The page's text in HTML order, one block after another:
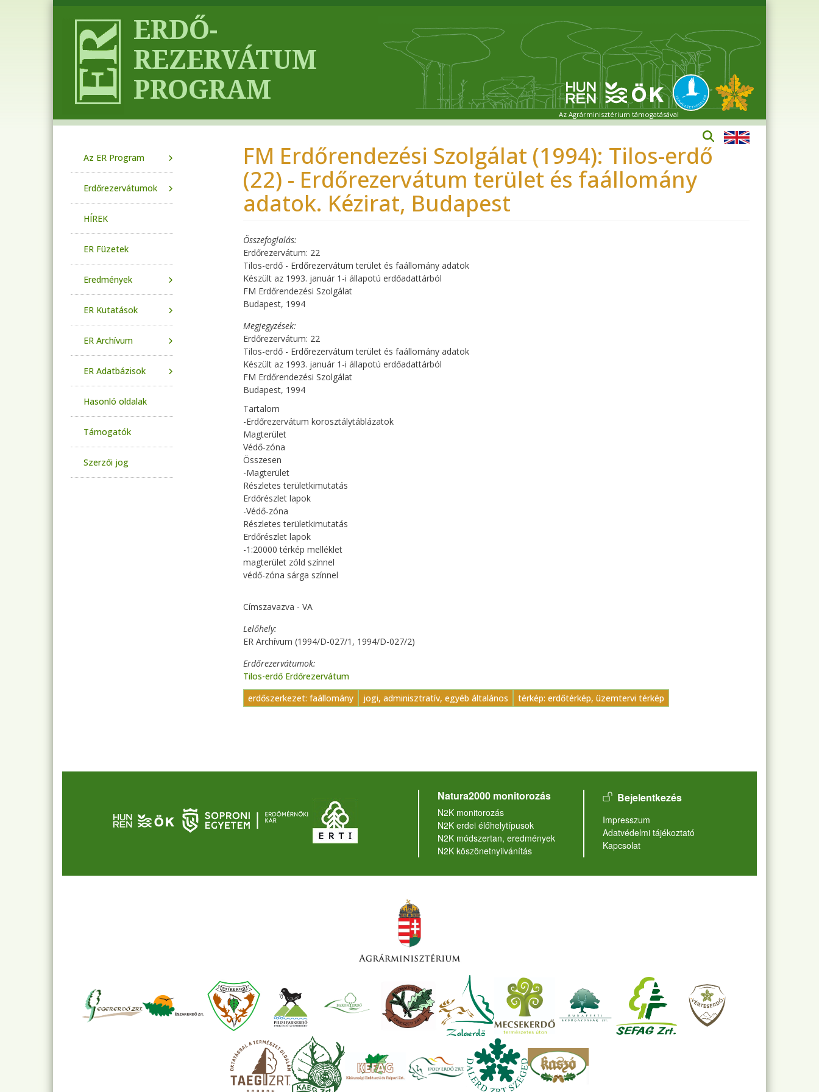
Az Agrárminisztérium támogatásával
FM Erdőrendezési Szolgálat (1994): Tilos-erdő
(22) - Erdőrezervátum terület és faállomány
adatok. Kézirat, Budapest
Összefoglalás
Erdőrezervátum: 22
Tilos-erdő - Erdőrezervátum terület és faállomány adatok
Készült az 1993. január 1-i állapotú erdőadattárból
FM Erdőrendezési Szolgálat
Budapest, 1994
Megjegyzések
Erdőrezervátum: 22
Tilos-erdő - Erdőrezervátum terület és faállomány adatok
Készült az 1993. január 1-i állapotú erdőadattárból
FM Erdőrendezési Szolgálat
Budapest, 1994
Tartalom
-Erdőrezervátum korosztálytáblázatok
Magterület
Védő-zóna
Összesen
-Magterület
Részletes területkimutatás
Erdőrészlet lapok
-Védő-zóna
Részletes területkimutatás
Erdőrészlet lapok
-1:20000 térkép melléklet
magterület zöld színnel
védő-zóna sárga színnel
Címszavazva - VA
Lelőhely
ER Archívum (1994/D-027/1, 1994/D-027/2)
Erdőrezervátumok
Tilos-erdő Erdőrezervátum
erdőszerkezet: faállomány
jogi, adminisztratív, egyéb általános térkép: erdőtérkép, üzemtervi térkép
Az ER Program
Erdőrezervátumok
HÍREK
ER Füzetek
Eredmények
ER Kutatások
ER Archívum
ER Adatbázisok
Hasonló oldalak
Támogatók
Szerzői jog
Natura2000 monitorozás
N2K monitorozás
N2K erdei élőhelytípusok
N2K módszertan, eredmények
N2K köszönetnyilvánítás
User account menu
Bejelentkezés
Lábléc
Impresszum
Adatvédelmi tájékoztató
Kapcsolat